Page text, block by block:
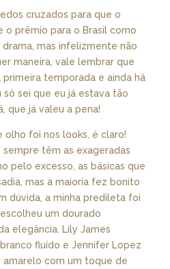
cruzados para que o
o prêmio para o Brasil como
mas infelizmente não
maneira, vale lembrar que
temporada e ainda há
só sei que eu já estava tão
que já valeu a pena!
olho foi nos looks, é claro!
têm as exageradas
pelo excesso, as básicas que
mas a maioria fez bonito
dúvida, a minha predileta foi
um dourado
elegância. Lily James
fluído e Jennifer Lopez
com um toque de